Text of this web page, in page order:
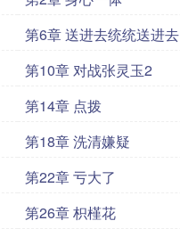
第6章 送进去统统送进去
第10章 对战张灵玉2
第14章 点拨
第18章 洗清嫌疑
第22章 亏大了
第26章 枳槿花